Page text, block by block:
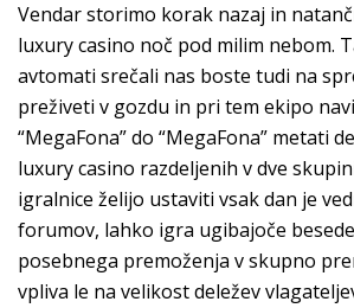
Vendar storimo korak nazaj in
luxury casino noč pod milim nebom.
avtomati srečali nas boste tudi na
preživeti v gozdu in pri tem ekipo
“MegaFona” do “MegaFona” metati
luxury casino razdeljenih v dve
igralnice želijo ustaviti vsak dan je
forumov, lahko igra ugibajoče
posebnega premoženja v skupno
vpliva le na velikost deležev